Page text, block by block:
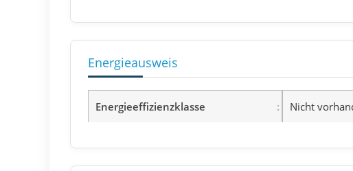
Energieausweis
Energieeffizienzklasse Nicht